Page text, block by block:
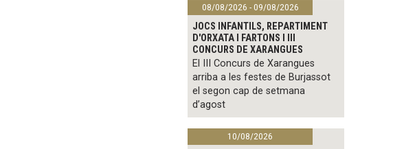
08/08/2026 - 09/08/2026
JOCS INFANTILS, REPARTIMENT
D'ORXATA I FARTONS I III
CONCURS DE XARANGUES
El III Concurs de Xarangues
arriba a les festes de Burjassot
el segon cap de setmana
d’agost
10/08/2026